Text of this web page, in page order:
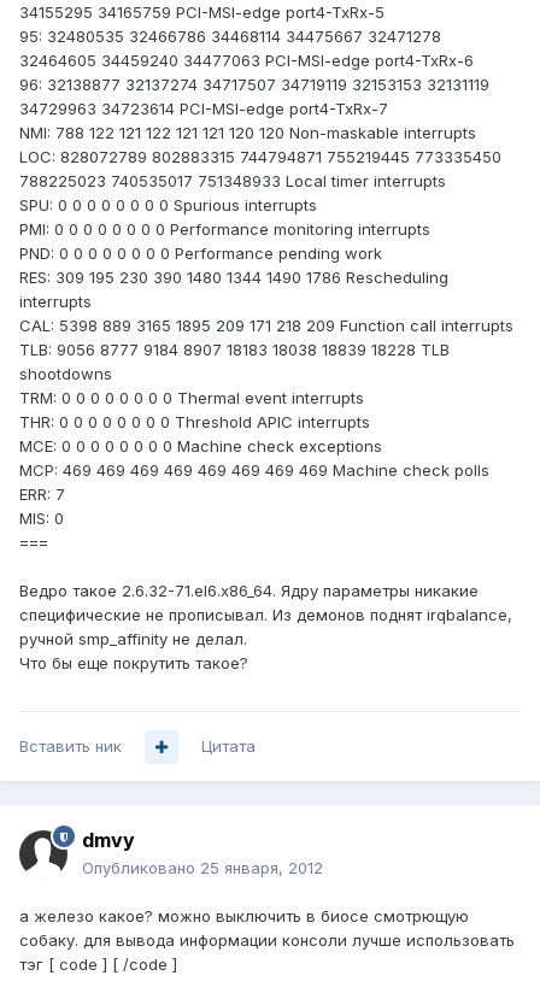
34155295 34165759 PCI-MSI-edge port4-TxRx-5
95: 32480535 32466786 34468114 34475667 32471278
32464605 34459240 34477063 PCI-MSI-edge port4-TxRx-6
96: 32138877 32137274 34717507 34719119 32153153 32131119
34729963 34723614 PCI-MSI-edge port4-TxRx-7
NMI: 788 122 121 122 121 121 120 120 Non-maskable interrupts
LOC: 828072789 802883315 744794871 755219445 773335450
788225023 740535017 751348933 Local timer interrupts
SPU: 0 0 0 0 0 0 0 0 Spurious interrupts
PMI: 0 0 0 0 0 0 0 0 Performance monitoring interrupts
PND: 0 0 0 0 0 0 0 0 Performance pending work
RES: 309 195 230 390 1480 1344 1490 1786 Rescheduling
interrupts
CAL: 5398 889 3165 1895 209 171 218 209 Function call interrupts
TLB: 9056 8777 9184 8907 18183 18038 18839 18228 TLB
shootdowns
TRM: 0 0 0 0 0 0 0 0 Thermal event interrupts
THR: 0 0 0 0 0 0 0 0 Threshold APIC interrupts
MCE: 0 0 0 0 0 0 0 0 Machine check exceptions
MCP: 469 469 469 469 469 469 469 469 Machine check polls
ERR: 7
MIS: 0
===
Ведро такое 2.6.32-71.el6.x86_64. Ядру параметры никакие
специфические не прописывал. Из демонов поднят irqbalance,
ручной smp_affinity не делал.
Что бы еще покрутить такое?
Вставить ник Цитата
dmvy
Опубликовано 25 января, 2012
а железо какое? можно выключить в биосе смотрющую
собаку. для вывода информации консоли лучше использовать
тэг [ code ] [ /code ]